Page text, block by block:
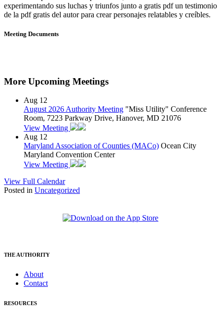
experimentando sus luchas y triunfos junto a gratis pdf un testimonio
de la pdf gratis del autor para crear personajes relatables y creíbles.
Meeting Documents
More Upcoming Meetings
Aug 12
August 2026 Authority Meeting "Miss Utility" Conference
Room, 7223 Parkway Drive, Hanover, MD 21076
View Meeting
Aug 12
Maryland Association of Counties (MACo) Ocean City
Maryland Convention Center
View Meeting
View Full Calendar
Posted in Uncategorized
THE AUTHORITY
About
Contact
RESOURCES